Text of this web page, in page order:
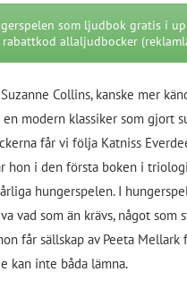
som ljudbok gratis i
allaljudbocker
Collins, kanske mer
en modern klassiker som gjort
får vi följa Katniss
hon i den första boken i
hungerspelen. I
vad som än krävs, något som
får sällskap av Peeta Mellark
kan inte båda lämna.